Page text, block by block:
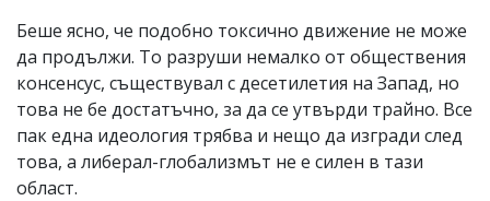
Беше ясно, че подобно токсично движение не може
да продължи. То разруши немалко от обществения
консенсус, съществувал с десетилетия на Запад, но
това не бе достатъчно, за да се утвърди трайно. Все
пак една идеология трябва и нещо да изгради след
това, а либерал-глобализмът не е силен в тази
област.